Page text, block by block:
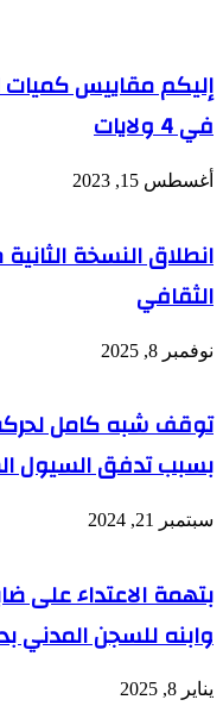
إليكم مقاييس كميات
في 4 ولايات
أغسطس 15, 2023
انطلاق النسخة
الثقافي
نوفمبر 8, 2025
توقف شبه كامل
بسبب تدفق السيول
سبتمبر 21, 2024
بتهمة الاعتداء على
وابنه للسجن المدني
يناير 8, 2025